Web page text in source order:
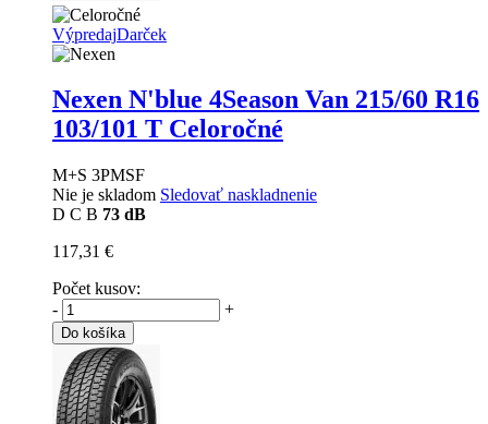
VýpredajDarček
Nexen N'blue 4Season Van 215/60 R16
103/101 T Celoročné
M+S 3PMSF
Nie je skladom Sledovať naskladnenie
D C B 73 dB
117,31 €
Počet kusov:
-
+
Do košíka